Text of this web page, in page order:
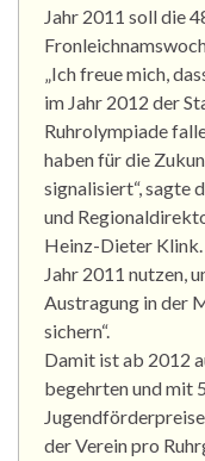
Jahr 2011 soll die
„Ich freue mich,
im Jahr 2012 der
Ruhrolympiade
haben für die
signalisiert“, sagte
und
Heinz-Dieter Klink.
Jahr 2011 nutzen,
Austragung in der
sichern“.
Damit ist ab 2012
begehrten und mit
der Verein pro